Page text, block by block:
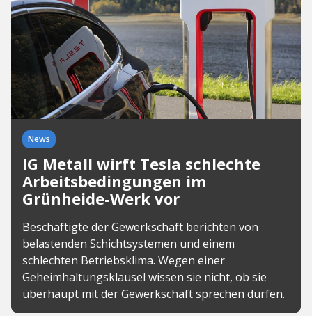
News
IG Metall wirft Tesla schlechte
Arbeitsbedingungen im
Grünheide-Werk vor
Beschäftigte der Gewerkschaft berichten von
belastenden Schichtsystemen und einem
schlechten Betriebsklima. Wegen einer
Geheimhaltungsklausel wissen sie nicht, ob sie
überhaupt mit der Gewerkschaft sprechen dürfen.